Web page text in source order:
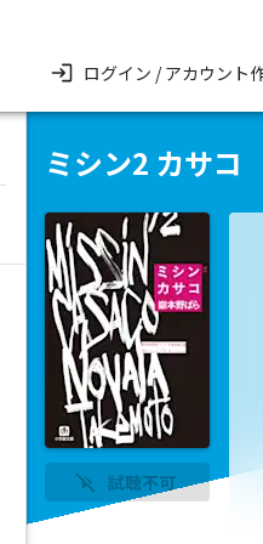
ログイン / アカウント
ミシン2 カサコ
試聴不可